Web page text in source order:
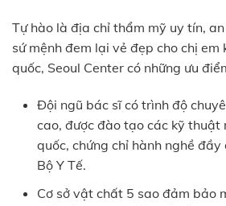
Tự hào là địa chỉ thẩm mỹ uy tín,
sứ mệnh đem lại vẻ đẹp cho chị em
quốc, Seoul Center có những ưu
Đội ngũ bác sĩ có trình độ
cao, được đào tạo các kỹ thuật
quốc, chứng chỉ hành nghề
Bộ Y Tế.
Cơ sở vật chất 5 sao đảm bảo